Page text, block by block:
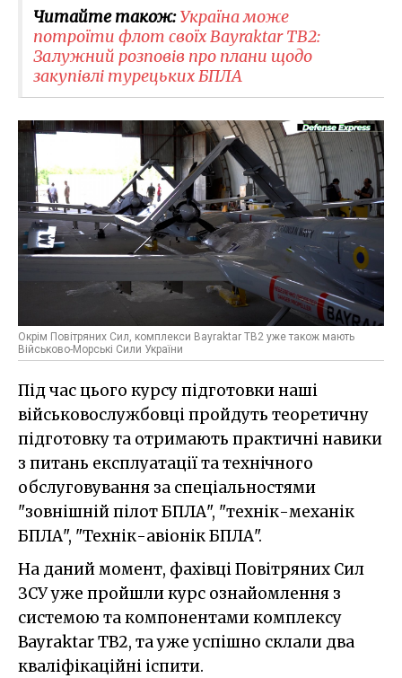
Читайте також:Україна може
потроїти флот своїх Bayraktar TB2:
Залужний розповів про плани щодо
закупівлі турецьких БПЛА
Окрім Повітряних Сил, комплекси Bayraktar TB2 уже також мають
Військово-Морські Сили України
Під час цього курсу підготовки наші
військовослужбовці пройдуть теоретичну
підготовку та отримають практичні навики
з питань експлуатації та технічного
обслуговування за спеціальностями
"зовнішній пілот БПЛА", "технік-механік
БПЛА", "Технік-авіонік БПЛА".
На даний момент, фахівці Повітряних Сил
ЗСУ уже пройшли курс ознайомлення з
системою та компонентами комплексу
Bayraktar TB2, та уже успішно склали два
кваліфікаційні іспити.